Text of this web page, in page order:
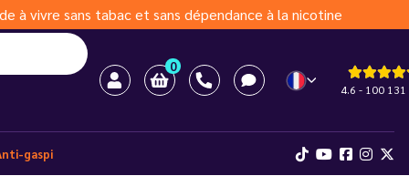
à vivre sans tabac et sans dépendance à la nicotine
0
4.6 - 100 131
gaspi